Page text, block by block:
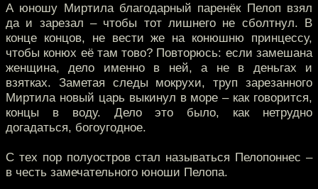
А юношу Миртила благодарный паренёк Пелоп взял
да и зарезал – чтобы тот лишнего не сболтнул. В
конце концов, не вести же на конюшню принцессу,
чтобы конюх её там тово? Повторюсь: если замешана
женщина, дело именно в ней, а не в деньгах и
взятках. Заметая следы мокрухи, труп зарезанного
Миртила новый царь выкинул в море – как говорится,
концы в воду. Дело это было, как нетрудно
догадаться, богоугодное.
С тех пор полуостров стал называться Пелопоннес –
в честь замечательного юноши Пелопа.